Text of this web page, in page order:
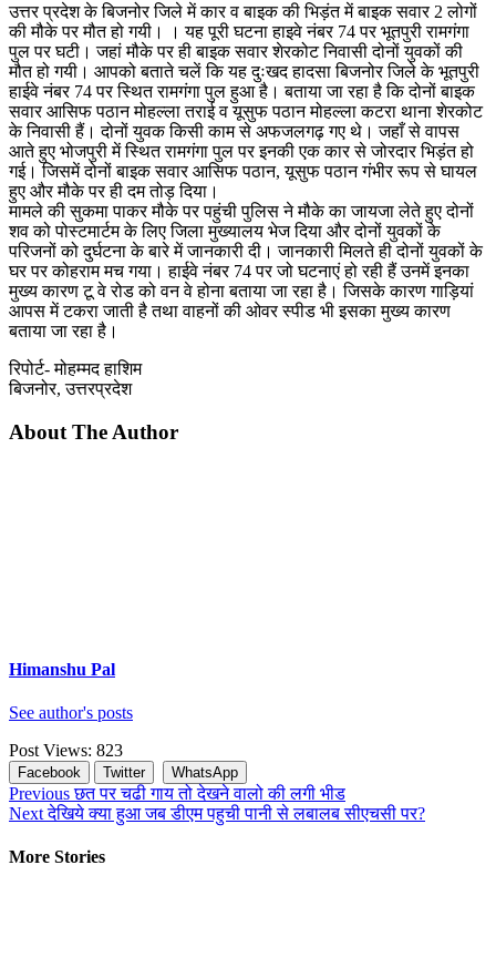
उत्तर प्रदेश के बिजनोर जिले में कार व बाइक की भिड़ंत में बाइक सवार 2 लोगों
की मौके पर मौत हो गयी। । यह पूरी घटना हाइवे नंबर 74 पर भूतपुरी रामगंगा
पुल पर घटी। जहां मौके पर ही बाइक सवार शेरकोट निवासी दोनों युवकों की
मौत हो गयी। आपको बताते चलें कि यह दुःखद हादसा बिजनोर जिले के भूतपुरी
हाईवे नंबर 74 पर स्थित रामगंगा पुल हुआ है। बताया जा रहा है कि दोनों बाइक
सवार आसिफ पठान मोहल्ला तराई व यूसुफ पठान मोहल्ला कटरा थाना शेरकोट
के निवासी हैं। दोनों युवक किसी काम से अफजलगढ़ गए थे। जहाँ से वापस
आते हुए भोजपुरी में स्थित रामगंगा पुल पर इनकी एक कार से जोरदार भिड़ंत हो
गई। जिसमें दोनों बाइक सवार आसिफ पठान, यूसुफ पठान गंभीर रूप से घायल
हुए और मौके पर ही दम तोड़ दिया।
मामले की सुकमा पाकर मौके पर पहुंची पुलिस ने मौके का जायजा लेते हुए दोनों
शव को पोस्टमार्टम के लिए जिला मुख्यालय भेज दिया और दोनों युवकों के
परिजनों को दुर्घटना के बारे में जानकारी दी। जानकारी मिलते ही दोनों युवकों के
घर पर कोहराम मच गया। हाईवे नंबर 74 पर जो घटनाएं हो रही हैं उनमें इनका
मुख्य कारण टू वे रोड को वन वे होना बताया जा रहा है। जिसके कारण गाड़ियां
आपस में टकरा जाती है तथा वाहनों की ओवर स्पीड भी इसका मुख्य कारण
बताया जा रहा है।
रिपोर्ट- मोहम्मद हाशिम
बिजनोर, उत्तरप्रदेश
About The Author
Himanshu Pal
See author's posts
Post Views: 823
Facebook Twitter WhatsApp
Continue
Reading
Previousछत पर चढी गाय तो देखने वालो की लगी भीड
Nextदेखिये क्या हुआ जब डीएम पहुची पानी से लबालब सीएचसी पर?
More Stories